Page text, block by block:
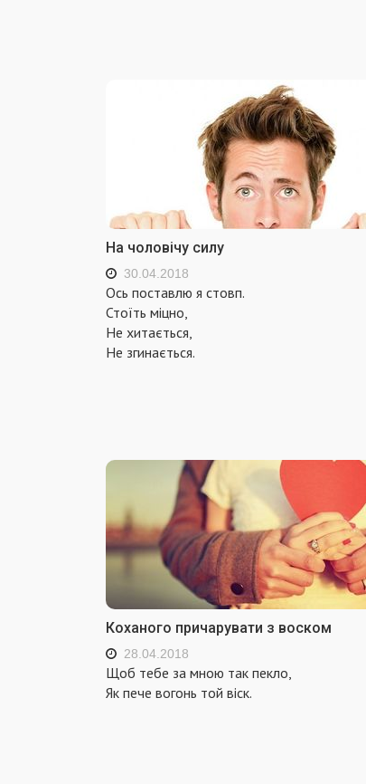
На чоловічу силу
30.04.2018
Ось поставлю я стовп.
Стоїть міцно,
Не хитається,
Не згинається.
Коханого причарувати з воском
28.04.2018
Щоб тебе за мною так пекло,
Як пече вогонь той віск.